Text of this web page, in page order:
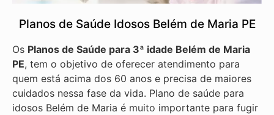
Planos de Saúde Idosos Belém de Maria PE
Os Planos de Saúde para 3ª idade Belém de Maria
PE, tem o objetivo de oferecer atendimento para
quem está acima dos 60 anos e precisa de maiores
cuidados nessa fase da vida. Plano de saúde para
idosos Belém de Maria é muito importante para fugir